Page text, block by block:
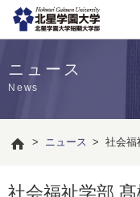
ニュース
News
> ニュース > 社会福
社会福祉学部